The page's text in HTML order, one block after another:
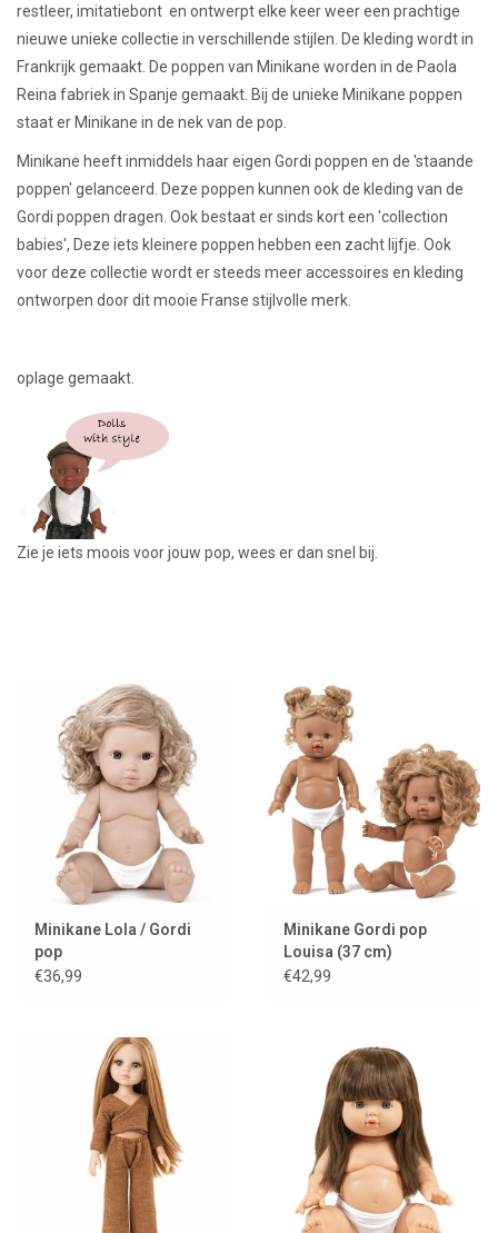
restleer, imitatiebont en ontwerpt elke keer weer een prachtige
nieuwe unieke collectie in verschillende stijlen. De kleding wordt in
Frankrijk gemaakt. De poppen van Minikane worden in de Paola
Reina fabriek in Spanje gemaakt. Bij de unieke Minikane poppen
staat er Minikane in de nek van de pop.
Minikane heeft inmiddels haar eigen Gordi poppen en de 'staande
poppen' gelanceerd. Deze poppen kunnen ook de kleding van de
Gordi poppen dragen. Ook bestaat er sinds kort een 'collection
babies', Deze iets kleinere poppen hebben een zacht lijfje. Ook
voor deze collectie wordt er steeds meer accessoires en kleding
ontworpen door dit mooie Franse stijlvolle merk.
oplage gemaakt.
Zie je iets moois voor jouw pop, wees er dan snel bij.
Minikane Lola / Gordi
pop
€36,99
Minikane Gordi pop
Louisa (37 cm)
€42,99